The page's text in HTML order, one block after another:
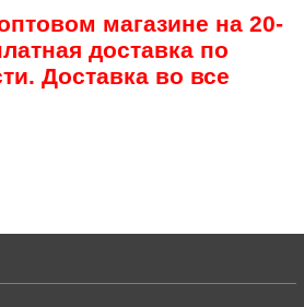
магазине на 20-
доставка по
Доставка во все